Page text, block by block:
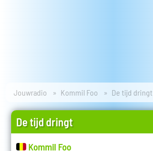
Jouwradio Kommil Foo De tijd dringt
De tijd dringt
Kommil Foo